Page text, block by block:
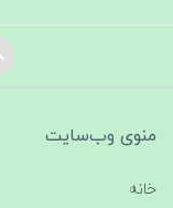
منوی وب‌سایت
خانه